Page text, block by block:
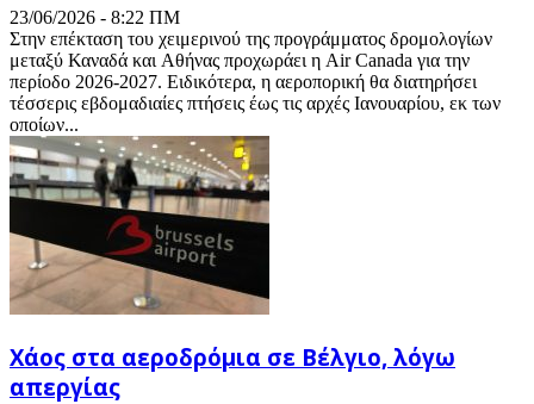
23/06/2026 - 8:22 ΠΜ
Στην επέκταση του χειμερινού της προγράμματος δρομολογίων
μεταξύ Καναδά και Αθήνας προχωράει η Air Canada για την
περίοδο 2026-2027. Ειδικότερα, η αεροπορική θα διατηρήσει
τέσσερις εβδομαδιαίες πτήσεις έως τις αρχές Ιανουαρίου, εκ των
οποίων...
Χάος στα αεροδρόμια σε Βέλγιο, λόγω
απεργίας